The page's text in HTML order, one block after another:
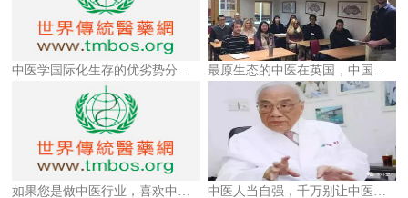
中医学国际化生存的优劣势分析及战略思考 最原生态的中医在英国，中国管理落后了！